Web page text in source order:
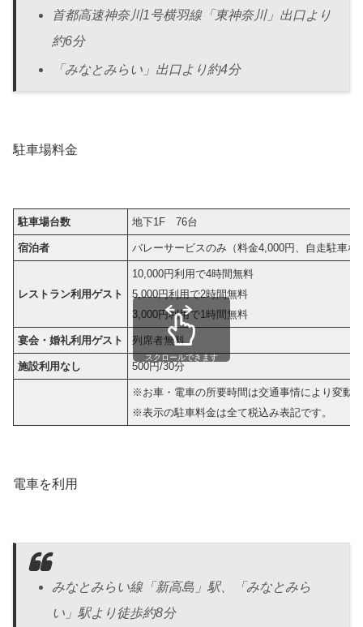
首都高速神奈川1号横羽線「東神奈川」出口より
約6分
「みなとみらい」出口より約4分
駐車場料金
駐車場台数 地下1F 76台
宿泊者 バレーサービスのみ（料金4,000円、自走駐車な
レストラン利用ゲスト
10,000円利用で4時間無料
5,000円利用で2時間無料
3,000円利用で1時間無料
宴会・婚礼利用ゲスト 列席者無料
施設利用なし 500円/30分
※お車・電車の所要時間は交通事情により変動
※表示の駐車料金は全て税込み表記です。
スクロールできます
電車を利用
みなとみらい線「新高島」駅、「みなとみら
い」駅より徒歩約8分